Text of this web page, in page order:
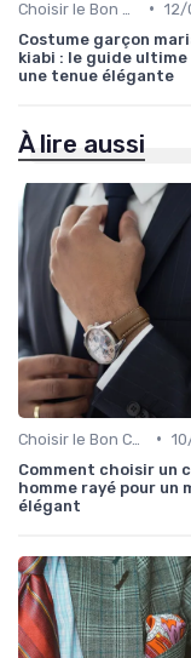
•
Costume garçon
kiabi : le guide ultime
une tenue élégante
À lire aussi
•
Comment choisir un
homme rayé pour un
élégant